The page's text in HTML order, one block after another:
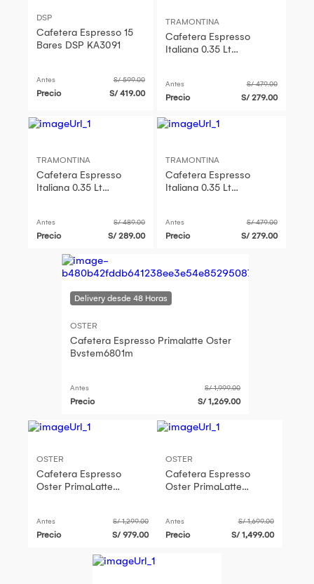
DSP
Cafetera Espresso 15
Bares DSP KA3091
Antes S/ 599.00
Precio S/ 419.00
TRAMONTINA
Cafetera Espresso
Italiana 0.35 Lt
Antes S/ 479.00
Precio S/ 279.00
TRAMONTINA
Cafetera Espresso
Italiana 0.35 Lt
Antes S/ 489.00
Precio S/ 289.00
TRAMONTINA
Cafetera Espresso
Italiana 0.35 Lt
Antes S/ 479.00
Precio S/ 279.00
OSTER
Cafetera Espresso Primalatte Oster
Bvstem6801m
Antes S/ 1,999.00
Precio S/ 1,269.00
OSTER
Cafetera Espresso
Oster PrimaLatte
Antes S/ 1,299.00
Precio S/ 979.00
OSTER
Cafetera Espresso
Oster PrimaLatte
Antes S/ 1,699.00
Precio S/ 1,499.00